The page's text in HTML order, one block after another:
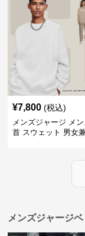
¥7,800 (税込)
メンズジャージ メ
首 スウェット 男女
メンズジャージ